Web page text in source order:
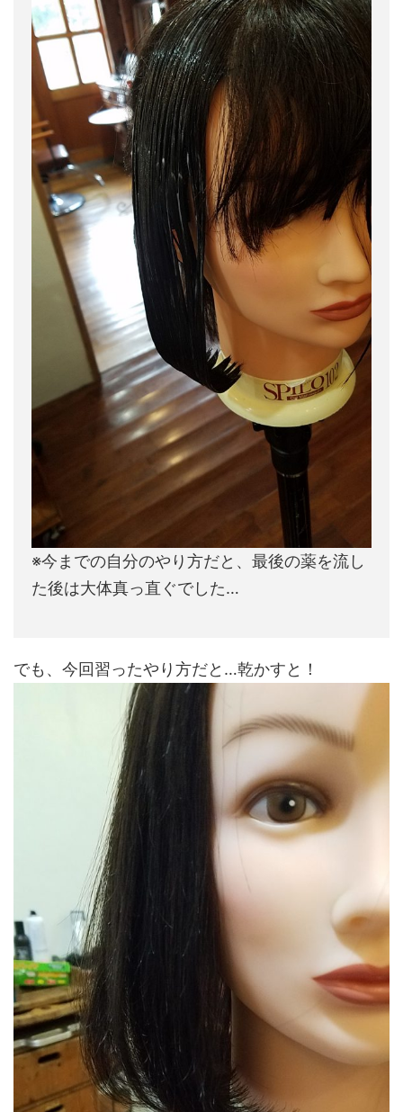
※今までの自分のやり方だと、最後の薬を流し
た後は大体真っ直ぐでした…
でも、今回習ったやり方だと…乾かすと！